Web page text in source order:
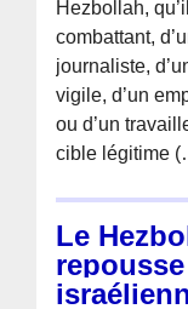
Hezbollah,
combattant,
journaliste,
vigile, d’un
ou d’un
cible légitime
Le